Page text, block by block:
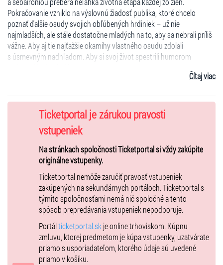
Pokračovanie vzniklo na výslovnú žiadosť publika, ktoré chcelo
poznať ďalšie osudy svojich obľúbených hrdiniek – už nie
najmladších, ale stále dostatočne mladých na to, aby sa nebrali príliš
vážne. Aby aj tie najťažšie okamihy vlastného osudu zdolali
s úsmevným nadhľadom. Aby si svoj život spestrili humorom
Čo vám garantujeme? Že sa budete počas predstavenia skvele
Pamela – energická a vždy aktívna žena neustále bojujúca
s nadváhou, ktorá už nie je nezamestnaná. Žofia – stále vzorná
gazdiná a žiarlivo starostlivá manželka svojho Heňa. Marika –
príťažlivá podnikateľka po rozvode, ktorá práve dnes oslavuje so
svojimi priateľkami narodeniny. Módny butik vymenila za útulnú
kaviareň a Kristínu za novú kamarátku. Tá sa volá Andrea – trochu
bláznivá, trochu naivná, ale vždy usmievavá, citlivá duša
v nespútanom tele. Spolumajiteľka ich spoločného podniku. Čo
myslíte, aká atmosféra zavládne na tejto narodeninovej oslave? Máte
pravdu! Tam, kde sa stretne toľko rozdielnych žien, ktoré sa dlho
nevideli a majú si toho toľko čo povedať, tam o dobrú náladu nie je
Výnimočná zábava sa začína!
Čítaj viac
Ticketportal je zárukou pravosti
vstupeniek
Na stránkach spoločnosti Ticketportal si vždy zakúpite
originálne vstupenky.
Ticketportal nemôže zaručiť pravosť vstupeniek
zakúpených na sekundárnych portáloch. Ticketportal s
týmito spoločnosťami nemá nič spoločné a tento
spôsob prepredávania vstupeniek nepodporuje.
Portálticketportal.sk je online trhoviskom. Kúpnu
zmluvu, ktorej predmetom je kúpa vstupenky, uzatvárate
priamo s usporiadateľom, ktorého údaje sú uvedené
priamo v košíku.